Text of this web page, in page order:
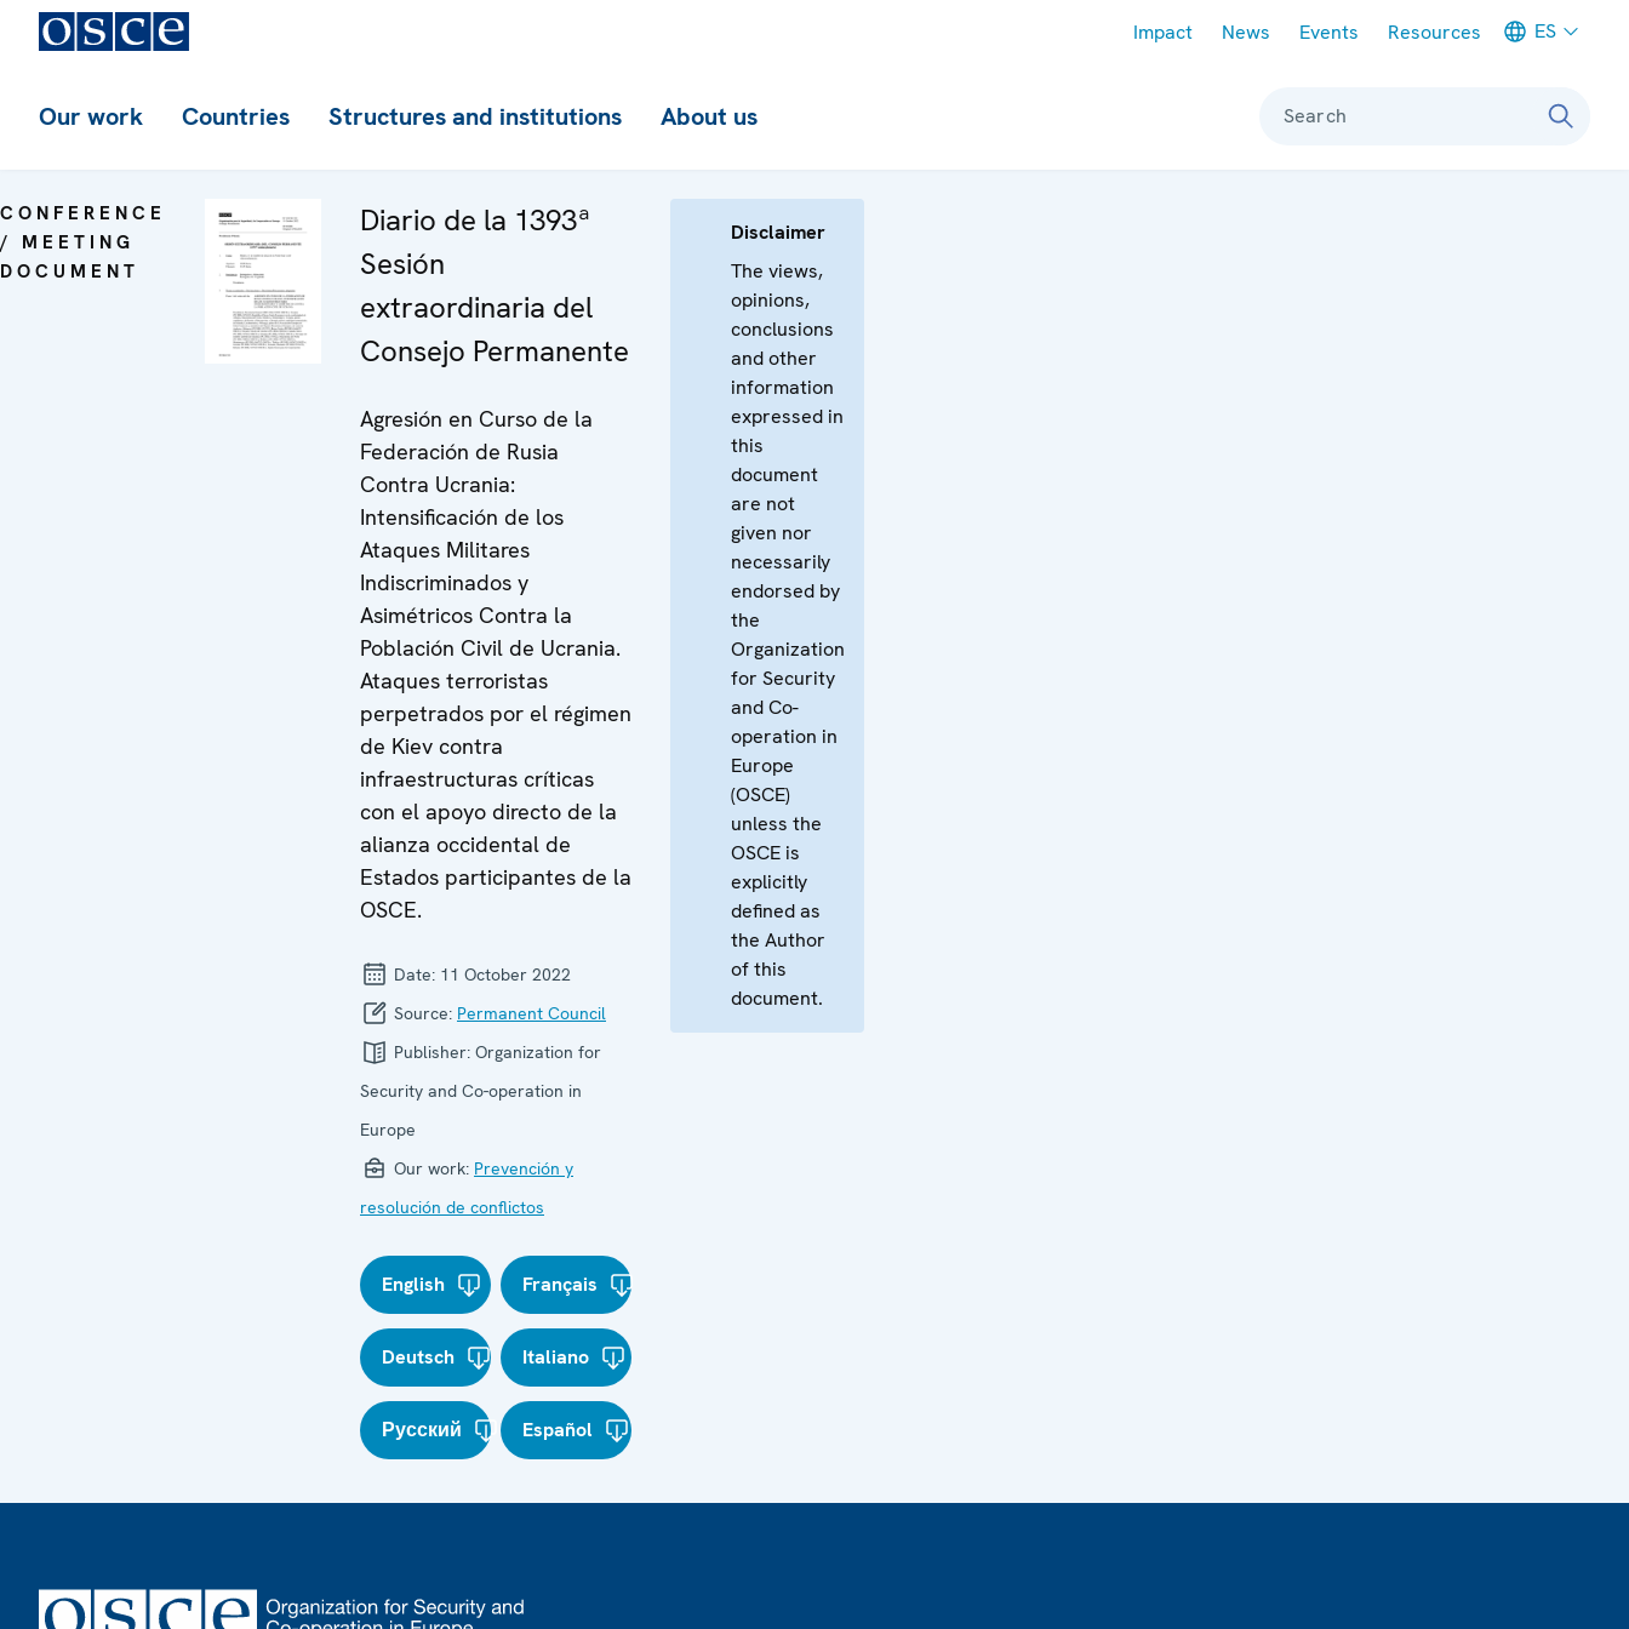
Impact News Events Resources ES
Our work Countries Structures and institutions About us Search
CONFERENCE
/ MEETING
DOCUMENT
Diario de la 1393ª
Sesión
extraordinaria del
Consejo Permanente
Agresión en Curso de la
Federación de Rusia
Contra Ucrania:
Intensificación de los
Ataques Militares
Indiscriminados y
Asimétricos Contra la
Población Civil de Ucrania.
Ataques terroristas
perpetrados por el régimen
de Kiev contra
infraestructuras críticas
con el apoyo directo de la
alianza occidental de
Estados participantes de la
OSCE.
Date: 11 October 2022
Source: Permanent Council
Publisher: Organization for
Security and Co-operation in
Europe
Our work: Prevención y
resolución de conflictos
English Français
Deutsch Italiano
Русский Español
Disclaimer
The views,
opinions,
conclusions
and other
information
expressed in
this
document
are not
given nor
necessarily
endorsed by
the
Organization
for Security
and Co-
operation in
Europe
(OSCE)
unless the
OSCE is
explicitly
defined as
the Author
of this
document.